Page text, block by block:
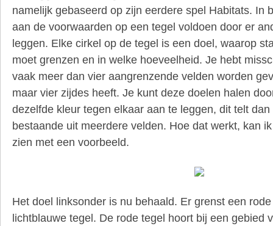
namelijk gebaseerd op zijn eerdere spel Habitats. In
aan de voorwaarden op een tegel voldoen door er
leggen. Elke cirkel op de tegel is een doel, waarop
moet grenzen en in welke hoeveelheid. Je hebt
vaak meer dan vier aangrenzende velden worden
maar vier zijdes heeft. Je kunt deze doelen halen
dezelfde kleur tegen elkaar aan te leggen, dit telt
bestaande uit meerdere velden. Hoe dat werkt, kan
zien met een voorbeeld.
Het doel linksonder is nu behaald. Er grenst een
lichtblauwe tegel. De rode tegel hoort bij een gebied